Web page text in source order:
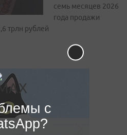
семь месяцев 2026
года продажи
трлн рублей
с